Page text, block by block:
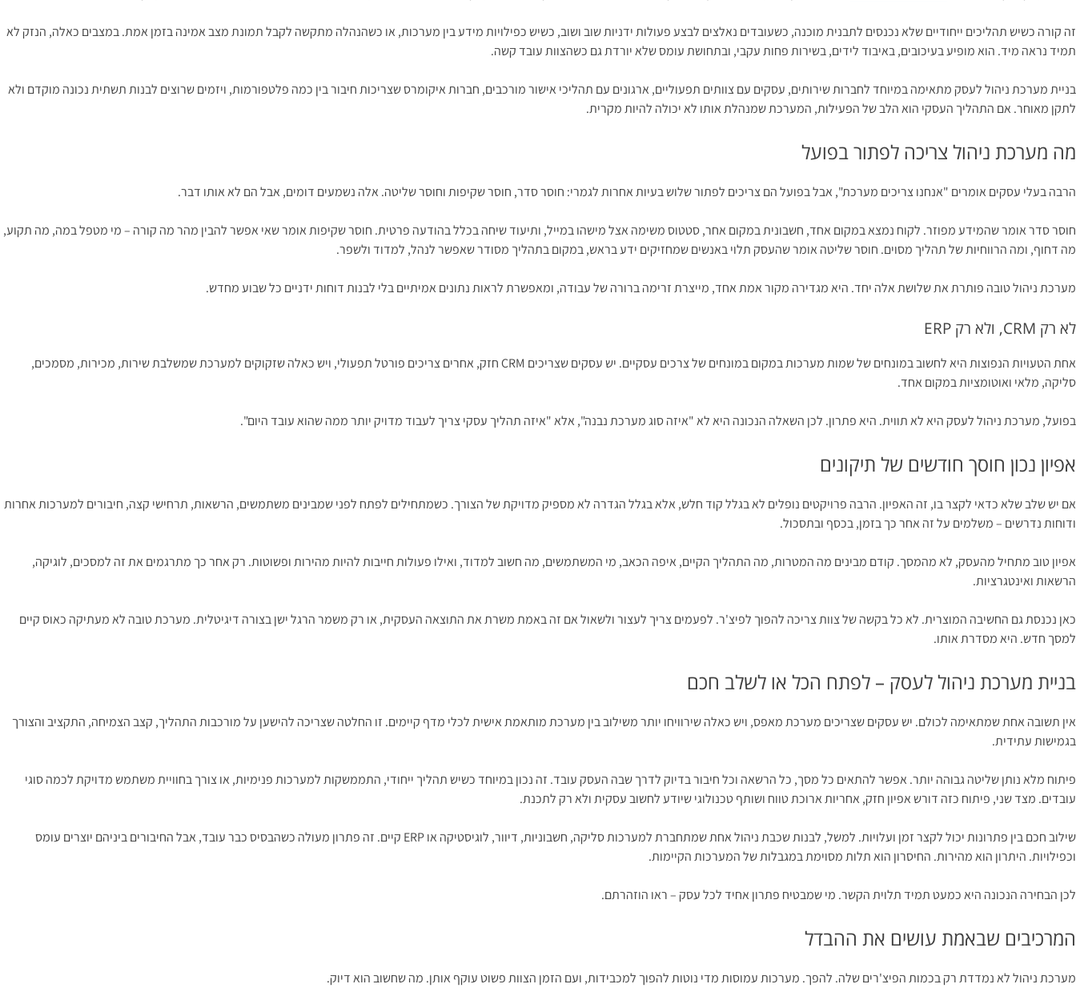
זה קורה כשיש תהליכים ייחודיים שלא נכנסים לתבנית מוכנה, כשעובדים נאלצים לבצע פעולות ידניות שוב ושוב, כשיש כפילויות מידע בין מערכות, או כשהנהלה מתקשה לקבל תמונת מצב אמינה בזמן אמת. במצבים כאלה, הנזק לא
תמיד נראה מיד. הוא מופיע בעיכובים, באיבוד לידים, בשירות פחות עקבי, ובתחושת עומס שלא יורדת גם כשהצוות עובד קשה.
בניית מערכת ניהול לעסק מתאימה במיוחד לחברות שירותים, עסקים עם צוותים תפעוליים, ארגונים עם תהליכי אישור מורכבים, חברות איקומרס שצריכות חיבור בין כמה פלטפורמות, ויזמים שרוצים לבנות תשתית נכונה מוקדם ולא
לתקן מאוחר. אם התהליך העסקי הוא הלב של הפעילות, המערכת שמנהלת אותו לא יכולה להיות מקרית.
מה מערכת ניהול צריכה לפתור בפועל
הרבה בעלי עסקים אומרים "אנחנו צריכים מערכת", אבל בפועל הם צריכים לפתור שלוש בעיות אחרות לגמרי: חוסר סדר, חוסר שקיפות וחוסר שליטה. אלה נשמעים דומים, אבל הם לא אותו דבר.
חוסר סדר אומר שהמידע מפוזר. לקוח נמצא במקום אחד, חשבונית במקום אחר, סטטוס משימה אצל מישהו במייל, ותיעוד שיחה בכלל בהודעה פרטית. חוסר שקיפות אומר שאי אפשר להבין מהר מה קורה – מי מטפל במה, מה תקוע,
מה דחוף, ומה הרווחיות של תהליך מסוים. חוסר שליטה אומר שהעסק תלוי באנשים שמחזיקים ידע בראש, במקום בתהליך מסודר שאפשר לנהל, למדוד ולשפר.
מערכת ניהול טובה פותרת את שלושת אלה יחד. היא מגדירה מקור אמת אחד, מייצרת זרימה ברורה של עבודה, ומאפשרת לראות נתונים אמיתיים בלי לבנות דוחות ידניים כל שבוע מחדש.
לא רק CRM, ולא רק ERP
אחת הטעויות הנפוצות היא לחשוב במונחים של שמות מערכות במקום במונחים של צרכים עסקיים. יש עסקים שצריכים CRM חזק, אחרים צריכים פורטל תפעולי, ויש כאלה שזקוקים למערכת שמשלבת שירות, מכירות, מסמכים,
סליקה, מלאי ואוטומציות במקום אחד.
בפועל, מערכת ניהול לעסק היא לא תווית. היא פתרון. לכן השאלה הנכונה היא לא "איזה סוג מערכת נבנה", אלא "איזה תהליך עסקי צריך לעבוד מדויק יותר ממה שהוא עובד היום".
אפיון נכון חוסך חודשים של תיקונים
אם יש שלב שלא כדאי לקצר בו, זה האפיון. הרבה פרויקטים נופלים לא בגלל קוד חלש, אלא בגלל הגדרה לא מספיק מדויקת של הצורך. כשמתחילים לפתח לפני שמבינים משתמשים, הרשאות, תרחישי קצה, חיבורים למערכות אחרות
ודוחות נדרשים – משלמים על זה אחר כך בזמן, בכסף ובתסכול.
אפיון טוב מתחיל מהעסק, לא מהמסך. קודם מבינים מה המטרות, מה התהליך הקיים, איפה הכאב, מי המשתמשים, מה חשוב למדוד, ואילו פעולות חייבות להיות מהירות ופשוטות. רק אחר כך מתרגמים את זה למסכים, לוגיקה,
הרשאות ואינטגרציות.
כאן נכנסת גם החשיבה המוצרית. לא כל בקשה של צוות צריכה להפוך לפיצ'ר. לפעמים צריך לעצור ולשאול אם זה באמת משרת את התוצאה העסקית, או רק משמר הרגל ישן בצורה דיגיטלית. מערכת טובה לא מעתיקה כאוס קיים
למסך חדש. היא מסדרת אותו.
בניית מערכת ניהול לעסק – לפתח הכל או לשלב חכם
אין תשובה אחת שמתאימה לכולם. יש עסקים שצריכים מערכת מאפס, ויש כאלה שירוויחו יותר משילוב בין מערכת מותאמת אישית לכלי מדף קיימים. זו החלטה שצריכה להישען על מורכבות התהליך, קצב הצמיחה, התקציב והצורך
בגמישות עתידית.
פיתוח מלא נותן שליטה גבוהה יותר. אפשר להתאים כל מסך, כל הרשאה וכל חיבור בדיוק לדרך שבה העסק עובד. זה נכון במיוחד כשיש תהליך ייחודי, התממשקות למערכות פנימיות, או צורך בחוויית משתמש מדויקת לכמה סוגי
עובדים. מצד שני, פיתוח כזה דורש אפיון חזק, אחריות ארוכת טווח ושותף טכנולוגי שיודע לחשוב עסקית ולא רק לתכנת.
שילוב חכם בין פתרונות יכול לקצר זמן ועלויות. למשל, לבנות שכבת ניהול אחת שמתחברת למערכות סליקה, חשבוניות, דיוור, לוגיסטיקה או ERP קיים. זה פתרון מעולה כשהבסיס כבר עובד, אבל החיבורים ביניהם יוצרים עומס
וכפילויות. היתרון הוא מהירות. החיסרון הוא תלות מסוימת במגבלות של המערכות הקיימות.
לכן הבחירה הנכונה היא כמעט תמיד תלוית הקשר. מי שמבטיח פתרון אחיד לכל עסק – ראו הוזהרתם.
המרכיבים שבאמת עושים את ההבדל
מערכת ניהול לא נמדדת רק בכמות הפיצ'רים שלה. להפך. מערכות עמוסות מדי נוטות להפוך למכבידות, ועם הזמן הצוות פשוט עוקף אותן. מה שחשוב הוא דיוק.